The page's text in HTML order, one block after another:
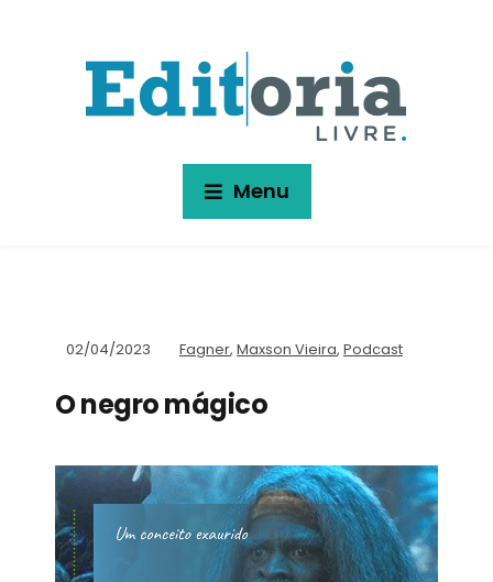
Menu
02/04/2023 Fagner, Maxson Vieira, Podcast
O negro mágico